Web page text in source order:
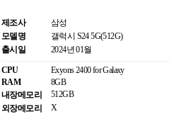
제조사
삼성
모델명
갤럭시 S24 5G(512G)
출시일
2024년 01월
CPU
Exyons 2400 for Galaxy
RAM
8GB
내장메모리
512GB
외장메모리
X